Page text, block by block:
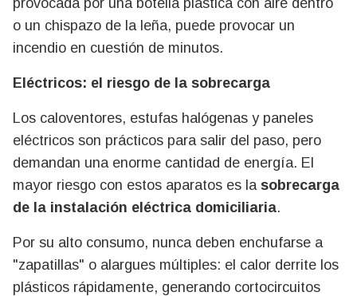
o un chispazo de la leña, puede provocar un
incendio en cuestión de minutos.
Eléctricos: el riesgo de la sobrecarga
Los caloventores, estufas halógenas y paneles
eléctricos son prácticos para salir del paso, pero
demandan una enorme cantidad de energía. El
mayor riesgo con estos aparatos es la sobrecarga
de la instalación eléctrica domiciliaria.
Por su alto consumo, nunca deben enchufarse a
"zapatillas" o alargues múltiples: el calor derrite los
plásticos rápidamente, generando cortocircuitos